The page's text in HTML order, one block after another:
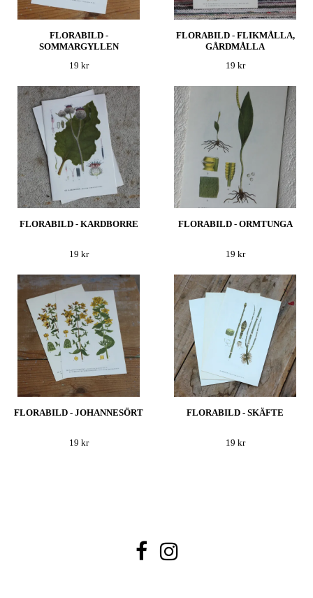
FLORABILD -
SOMMARGYLLEN
19 kr
FLORABILD - FLIKMÅLLA,
GÅRDMÅLLA
19 kr
FLORABILD - KARDBORRE
19 kr
FLORABILD - ORMTUNGA
19 kr
FLORABILD - JOHANNESÖRT
19 kr
FLORABILD - SKÄFTE
19 kr